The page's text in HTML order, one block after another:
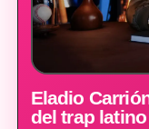
Eladio
del trap latino